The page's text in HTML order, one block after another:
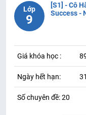
Lớp
9
[S1] - Cô
Success -
Giá khóa học :
Ngày hết hạn:
Số chuyên đề: 20